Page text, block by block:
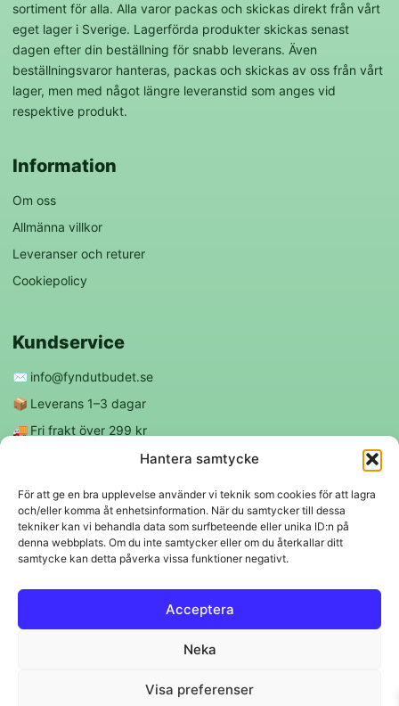
Hantera samtycke
För att ge en bra upplevelse använder vi teknik som cookies för att lagra
och/eller komma åt enhetsinformation. När du samtycker till dessa
tekniker kan vi behandla data som surfbeteende eller unika ID:n på
denna webbplats. Om du inte samtycker eller om du återkallar ditt
samtycke kan detta påverka vissa funktioner negativt.
Acceptera
Neka
Visa preferenser
sortiment för alla. Alla varor packas och skickas direkt från vårt
eget lager i Sverige. Lagerförda produkter skickas senast
dagen efter din beställning för snabb leverans. Även
beställningsvaror hanteras, packas och skickas av oss från vårt
lager, men med något längre leveranstid som anges vid
respektive produkt.
Information
Om oss
Allmänna villkor
Leveranser och returer
Cookiepolicy
Kundservice
✉️ info@fyndutbudet.se
📦 Leverans 1–3 dagar
🚚 Fri frakt över 299 kr
Följ oss
f ◎
Trygga betalningar
Swish